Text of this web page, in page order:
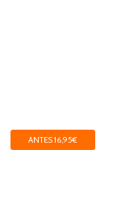
ANTES 16,95€